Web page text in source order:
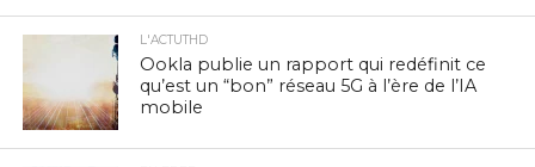
L'ACTUTHD
Ookla publie un rapport qui redéfinit ce
qu’est un “bon” réseau 5G à l’ère de l’IA
mobile